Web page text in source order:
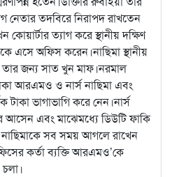
নেতার তদবিরে নিরাপদ রাখতেন
কোয়ার্টার ত্যাগ করে স্থানীয় দক্ষিণ
এসে অফিস করেন।নাছিমা স্থানীয়
জন্য সাত খুন মাফ।নরমাল
আরএমও ও নার্স নাছিমা এবং
টাকা ভাগাভাগি করে নেন।নার্স
আসেন এবং মাঝেমধ্যে ডিউটি ফাকি
সব সময় আগলে রাখেন
কর্তা ব্যক্তি আরএমও’কে